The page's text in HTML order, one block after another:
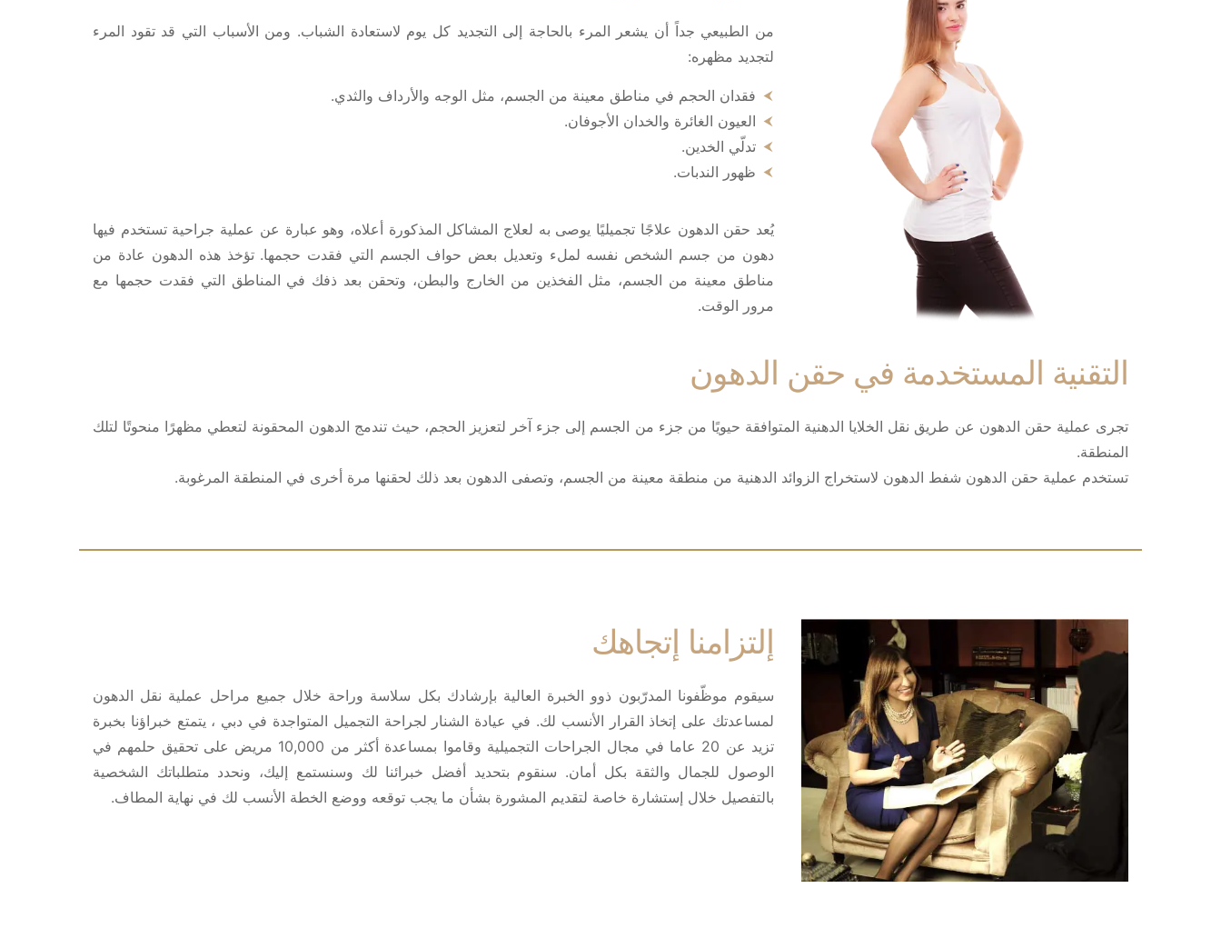
من الطبيعي جداً أن يشعر المرء بالحاجة إلى التجديد كل يوم لاستعادة الشباب. ومن الأسباب التي قد تقود المرء
لتجديد مظهره:
فقدان الحجم في مناطق معينة من الجسم، مثل الوجه والأرداف والثدي.
العيون الغائرة والخدان الأجوفان.
تدلّي الخدين.
ظهور الندبات.
يُعد حقن الدهون علاجًا تجميليًا يوصى به لعلاج المشاكل المذكورة أعلاه، وهو عبارة عن عملية جراحية تستخدم فيها
دهون من جسم الشخص نفسه لملء وتعديل بعض حواف الجسم التي فقدت حجمها. تؤخذ هذه الدهون عادة من
مناطق معينة من الجسم، مثل الفخذين من الخارج والبطن، وتحقن بعد ذفك في المناطق التي فقدت حجمها مع
مرور الوقت.
التقنية المستخدمة في حقن الدهون
تجرى عملية حقن الدهون عن طريق نقل الخلايا الدهنية المتوافقة حيويًا من جزء من الجسم إلى جزء آخر لتعزيز الحجم، حيث تندمج الدهون المحقونة لتعطي مظهرًا منحوتًا لتلك
المنطقة.
تستخدم عملية حقن الدهون شفط الدهون لاستخراج الزوائد الدهنية من منطقة معينة من الجسم، وتصفى الدهون بعد ذلك لحقنها مرة أخرى في المنطقة المرغوبة.
إلتزامنا إتجاهك
سيقوم موظّفونا المدرّبون ذوو الخبرة العالية بإرشادك بكل سلاسة وراحة خلال جميع مراحل عملية نقل الدهون
لمساعدتك على إتخاذ القرار الأنسب لك. في عيادة الشنار لجراحة التجميل المتواجدة في دبي ، يتمتع خبراؤنا بخبرة
تزيد عن 20 عاما في مجال الجراحات التجميلية وقاموا بمساعدة أكثر من 10,000 مريض على تحقيق حلمهم في
الوصول للجمال والثقة بكل أمان. سنقوم بتحديد أفضل خبرائنا لك وسنستمع إليك، ونحدد متطلباتك الشخصية
بالتفصيل خلال إستشارة خاصة لتقديم المشورة بشأن ما يجب توقعه ووضع الخطة الأنسب لك في نهاية المطاف.